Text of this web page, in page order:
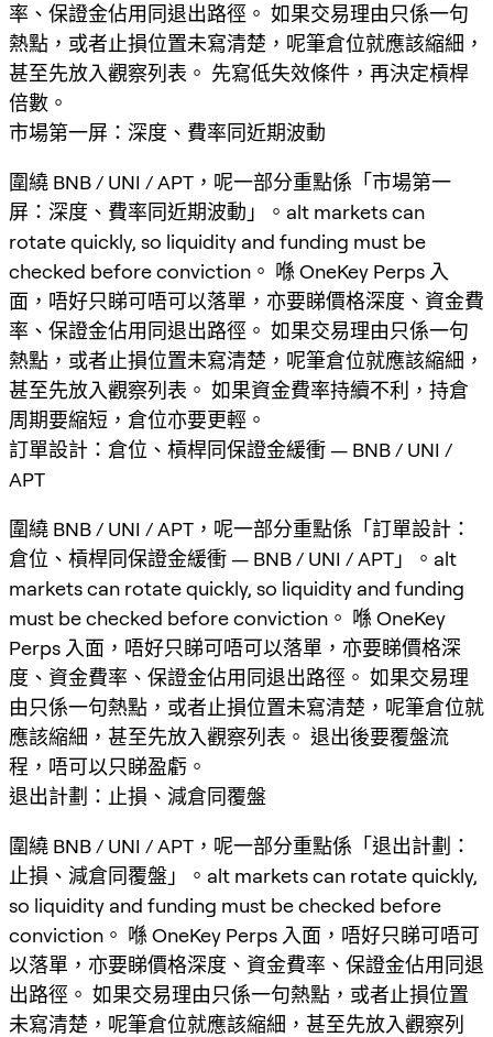
率、保證金佔用同退出路徑。 如果交易理由只係一句
熱點，或者止損位置未寫清楚，呢筆倉位就應該縮細，
甚至先放入觀察列表。 先寫低失效條件，再決定槓桿
倍數。
市場第一屏：深度、費率同近期波動
圍繞 BNB / UNI / APT，呢一部分重點係「市場第一
屏：深度、費率同近期波動」。alt markets can
rotate quickly, so liquidity and funding must be
checked before conviction。 喺 OneKey Perps 入
面，唔好只睇可唔可以落單，亦要睇價格深度、資金費
率、保證金佔用同退出路徑。 如果交易理由只係一句
熱點，或者止損位置未寫清楚，呢筆倉位就應該縮細，
甚至先放入觀察列表。 如果資金費率持續不利，持倉
周期要縮短，倉位亦要更輕。
訂單設計：倉位、槓桿同保證金緩衝 — BNB / UNI /
APT
圍繞 BNB / UNI / APT，呢一部分重點係「訂單設計：
倉位、槓桿同保證金緩衝 — BNB / UNI / APT」。alt
markets can rotate quickly, so liquidity and funding
must be checked before conviction。 喺 OneKey
Perps 入面，唔好只睇可唔可以落單，亦要睇價格深
度、資金費率、保證金佔用同退出路徑。 如果交易理
由只係一句熱點，或者止損位置未寫清楚，呢筆倉位就
應該縮細，甚至先放入觀察列表。 退出後要覆盤流
程，唔可以只睇盈虧。
退出計劃：止損、減倉同覆盤
圍繞 BNB / UNI / APT，呢一部分重點係「退出計劃：
止損、減倉同覆盤」。alt markets can rotate quickly,
so liquidity and funding must be checked before
conviction。 喺 OneKey Perps 入面，唔好只睇可唔可
以落單，亦要睇價格深度、資金費率、保證金佔用同退
出路徑。 如果交易理由只係一句熱點，或者止損位置
未寫清楚，呢筆倉位就應該縮細，甚至先放入觀察列